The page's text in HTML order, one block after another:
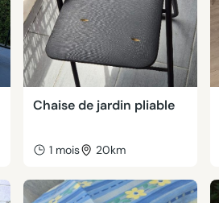
Chaise de jardin pliable
1 mois 20km